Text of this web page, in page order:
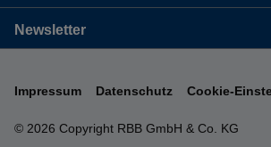
Newsletter
© 2026 Copyright RBB GmbH & Co. KG
Impressum Datenschutz Cookie-